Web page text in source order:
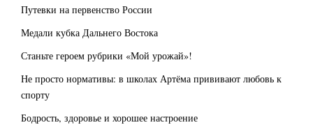
Путевки на первенство России
Медали кубка Дальнего Востока
Станьте героем рубрики «Мой урожай»!
Не просто нормативы: в школах Артёма прививают любовь к
спорту
Бодрость, здоровье и хорошее настроение